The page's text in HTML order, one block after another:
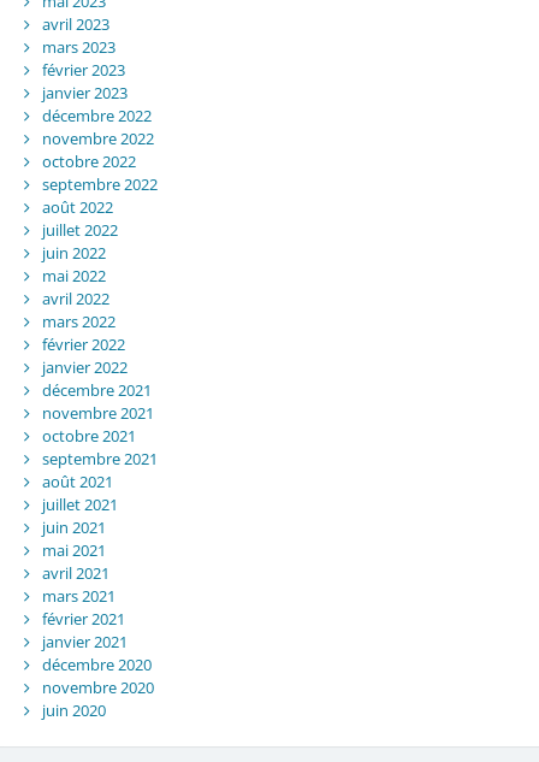
avril 2023
mars 2023
février 2023
janvier 2023
décembre 2022
novembre 2022
octobre 2022
septembre 2022
août 2022
juillet 2022
juin 2022
mai 2022
avril 2022
mars 2022
février 2022
janvier 2022
décembre 2021
novembre 2021
octobre 2021
septembre 2021
août 2021
juillet 2021
juin 2021
mai 2021
avril 2021
mars 2021
février 2021
janvier 2021
décembre 2020
novembre 2020
juin 2020